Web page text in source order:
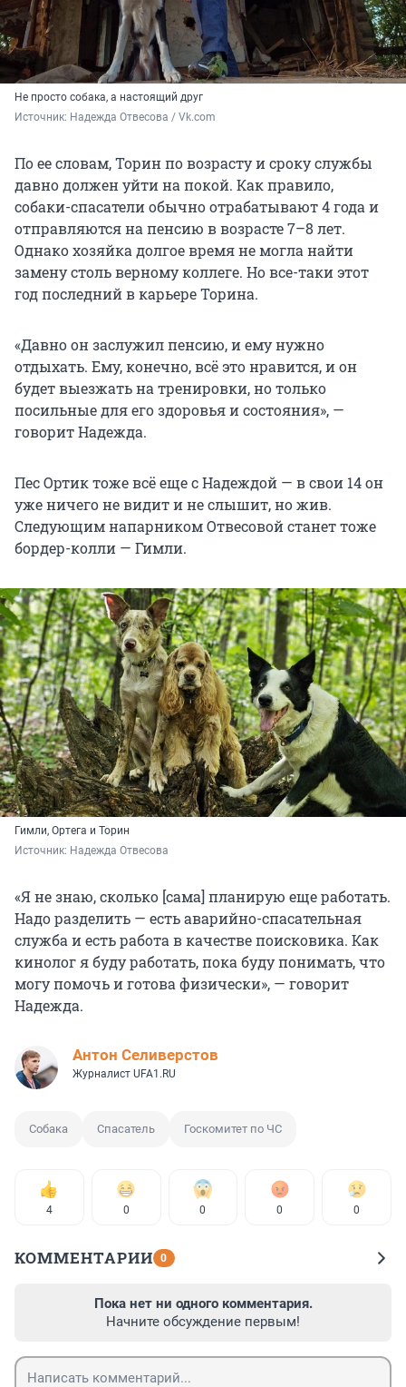
Не просто собака, а настоящий друг
Источник: Надежда Отвесова / Vk.com
По ее словам, Торин по возрасту и сроку службы
давно должен уйти на покой. Как правило,
собаки-спасатели обычно отрабатывают 4 года и
отправляются на пенсию в возрасте 7–8 лет.
Однако хозяйка долгое время не могла найти
замену столь верному коллеге. Но все-таки этот
год последний в карьере Торина.
«Давно он заслужил пенсию, и ему нужно
отдыхать. Ему, конечно, всё это нравится, и он
будет выезжать на тренировки, но только
посильные для его здоровья и состояния», —
говорит Надежда.
Пес Ортик тоже всё еще с Надеждой — в свои 14 он
уже ничего не видит и не слышит, но жив.
Следующим напарником Отвесовой станет тоже
бордер-колли — Гимли.
Гимли, Ортега и Торин
Источник: Надежда Отвесова
«Я не знаю, сколько [сама] планирую еще работать.
Надо разделить — есть аварийно-спасательная
служба и есть работа в качестве поисковика. Как
кинолог я буду работать, пока буду понимать, что
могу помочь и готова физически», — говорит
Надежда.
Антон Селиверстов
Журналист UFA1.RU
Собака Спасатель Госкомитет по ЧС
4 0 0 0 0
КОММЕНТАРИИ 0
Пока нет ни одного комментария.
Начните обсуждение первым!